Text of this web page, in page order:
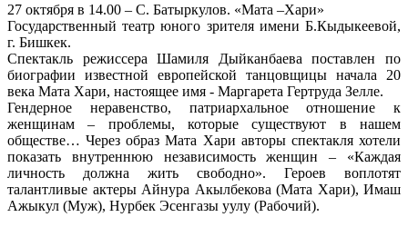
27 октября в 14.00 – С. Батыркулов. «Мата –Хари»
Государственный театр юного зрителя имени Б.Кыдыкеевой,
г. Бишкек.
Спектакль режиссера Шамиля Дыйканбаева поставлен по
биографии известной европейской танцовщицы начала 20
века Мата Хари, настоящее имя - Маргарета Гертруда Зелле.
Гендерное неравенство, патриархальное отношение к
женщинам – проблемы, которые существуют в нашем
обществе… Через образ Мата Хари авторы спектакля хотели
показать внутреннюю независимость женщин – «Каждая
личность должна жить свободно». Героев воплотят
талантливые актеры Айнура Акылбекова (Мата Хари), Имаш
Ажыкул (Муж), Нурбек Эсенгазы уулу (Рабочий).